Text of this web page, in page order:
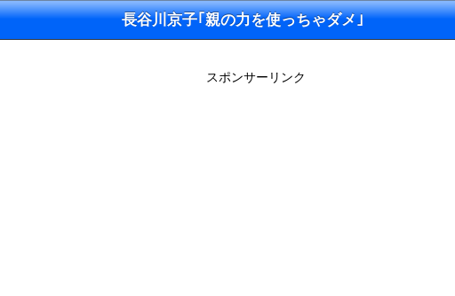
長谷川京子｢親の力を使っちゃダメ｣
スポンサーリンク